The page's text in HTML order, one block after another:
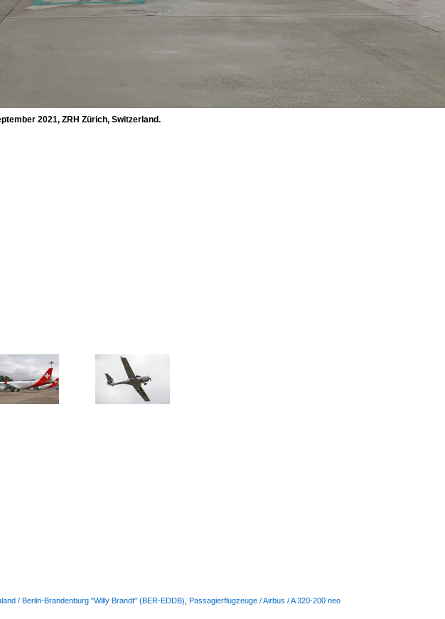
2021, ZRH Zürich, Switzerland.
/ Berlin-Brandenburg "Willy Brandt" (BER-EDDB) Passagierflugzeuge / Airbus / A 320-200 neo